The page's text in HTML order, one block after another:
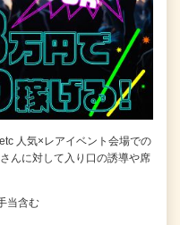
人気×レアイベント会場での
んに対して入り口の誘導や席
当含む